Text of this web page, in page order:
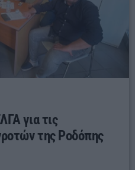
για τις
της Ροδόπης